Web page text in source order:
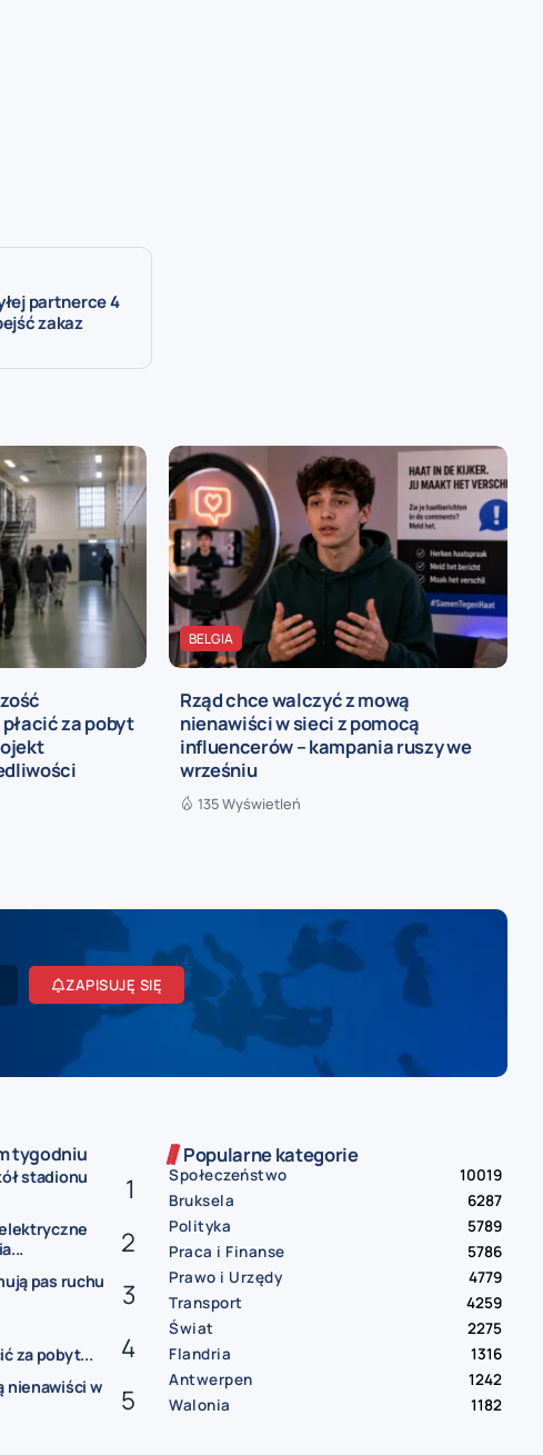
partnerce 4
zakaz
za pobyt
BELGIA
Rząd chce walczyć z mową
nienawiści w sieci z pomocą
influencerów – kampania ruszy we
wrześniu
135 Wyświetleń
ZAPISUJĘ SIĘ
tygodniu
stadionu
pas ruchu
za pobyt...
nienawiści w
Popularne kategorie
Społeczeństwo
10019
Bruksela
6287
Polityka
5789
Praca i Finanse
5786
Prawo i Urzędy
4779
Transport
4259
Świat
2275
Flandria
1316
Antwerpen
1242
Walonia
1182